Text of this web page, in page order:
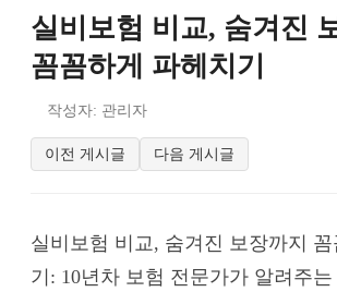
실비보험 비교, 숨겨진
꼼꼼하게 파헤치기
작성자: 관리자
이전 게시글 다음 게시글
실비보험 비교, 숨겨진 보장까지 꼼
기: 10년차 보험 전문가가 알려주